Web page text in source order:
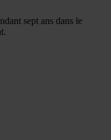
sept ans dans le